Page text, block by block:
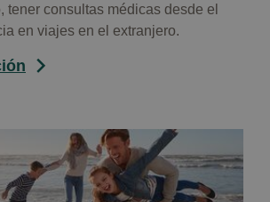
tener consultas médicas desde el
en viajes en el extranjero.